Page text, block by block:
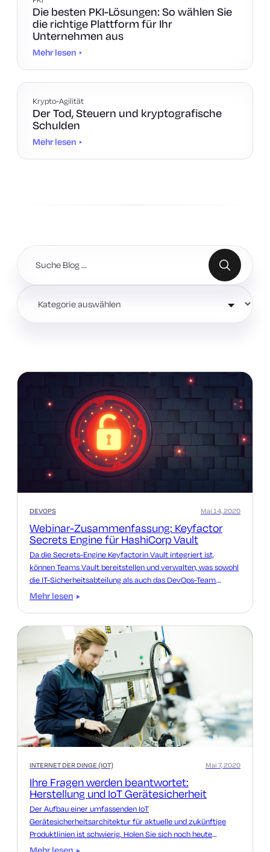
Die besten PKI-Lösungen: So wählen Sie
die richtige Plattform für Ihr
Unternehmen aus
Mehr lesen
Krypto-Agilität
Der Tod, Steuern und kryptografische
Schulden
Mehr lesen
DEVOPS
Webinar-Zusammenfassung: Keyfactor
Secrets Engine für HashiCorp Vault
Mai 14, 2020
Da die Secrets-Engine Keyfactorin Vault integriert ist,
können Teams Vault bereitstellen und verwalten, was sowohl
die IT-Sicherheitsabteilung als auch das DevOps-Team
zufriedenstellt.
Mehr lesen
INTERNET DER DINGE (IOT)
Ihre Fragen werden beantwortet:
Herstellung und IoT Gerätesicherheit
Mai 7, 2020
Der Aufbau einer umfassenden IoT
Gerätesicherheitsarchitektur für aktuelle und zukünftige
Produktlinien ist schwierig. Holen Sie sich noch heute
Antworten auf Ihre IoT Gerätefragen.
Mehr lesen